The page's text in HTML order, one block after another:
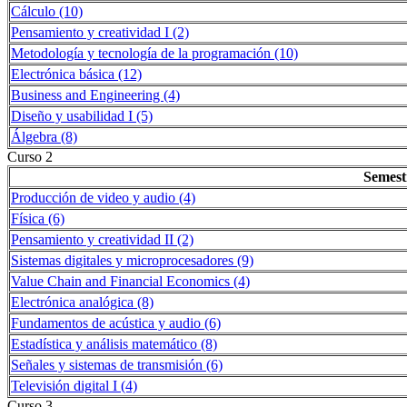
Cálculo (10)
Pensamiento y creatividad I (2)
Metodología y tecnología de la programación (10)
Electrónica básica (12)
Business and Engineering (4)
Diseño y usabilidad I (5)
Álgebra (8)
Curso 2
Producción de video y audio (4)
Física (6)
Pensamiento y creatividad II (2)
Sistemas digitales y microprocesadores (9)
Value Chain and Financial Economics (4)
Electrónica analógica (8)
Fundamentos de acústica y audio (6)
Estadística y análisis matemático (8)
Señales y sistemas de transmisión (6)
Televisión digital I (4)